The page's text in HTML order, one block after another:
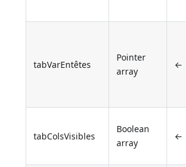
tabVarEntêtes
Pointer
array
←
tabColsVisibles
Boolean
array
←